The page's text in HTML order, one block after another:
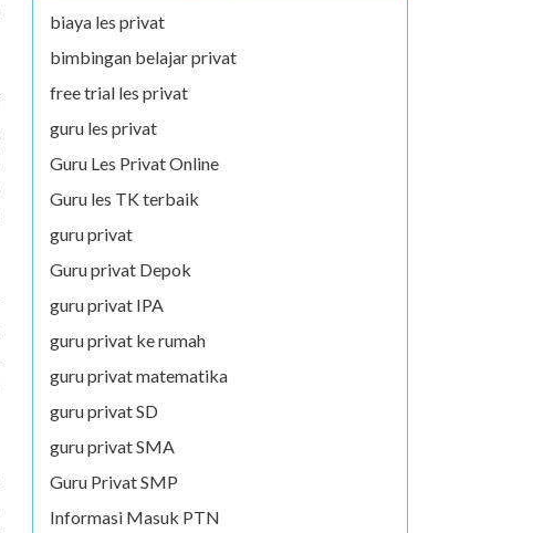
biaya les privat
bimbingan belajar privat
free trial les privat
guru les privat
Guru Les Privat Online
Guru les TK terbaik
guru privat
Guru privat Depok
guru privat IPA
guru privat ke rumah
guru privat matematika
guru privat SD
guru privat SMA
Guru Privat SMP
Informasi Masuk PTN